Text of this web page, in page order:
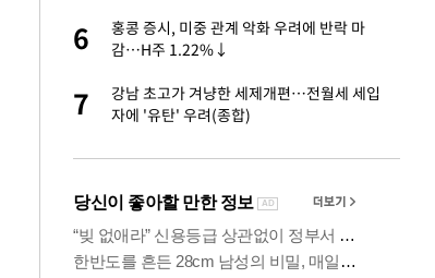
6
홍콩 증시, 미중 관계 악화 우려에 반락 마
감…H주 1.22%↓
7
강남 초고가 겨냥한 세제개편…전월세 세입
자에 '유탄' 우려(종합)